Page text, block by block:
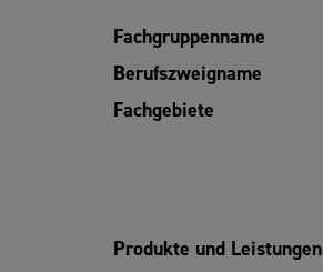
Fachgruppenname
Berufszweigname
Fachgebiete
Produkte und Leistungen